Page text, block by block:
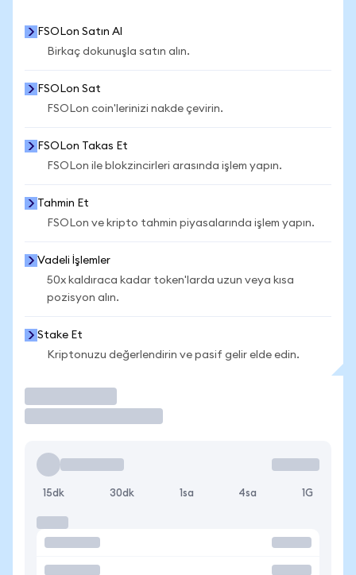
FSOLon Satın Al
Birkaç dokunuşla satın alın.
FSOLon Sat
FSOLon coin'lerinizi nakde çevirin.
FSOLon Takas Et
FSOLon ile blokzincirleri arasında işlem yapın.
Tahmin Et
FSOLon ve kripto tahmin piyasalarında işlem yapın.
Vadeli İşlemler
50x kaldıraca kadar token'larda uzun veya kısa
pozisyon alın.
Stake Et
Kriptonuzu değerlendirin ve pasif gelir elde edin.
15dk 30dk 1sa 4sa 1G